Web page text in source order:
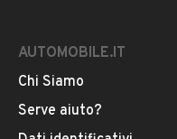
AUTOMOBILE.IT
Chi Siamo
Serve aiuto?